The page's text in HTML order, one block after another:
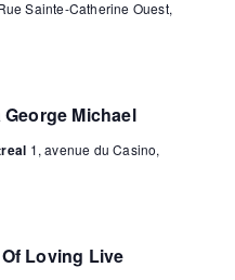
Sainte-Catherine Ouest,
George Michael
1, avenue du Casino,
Loving Live